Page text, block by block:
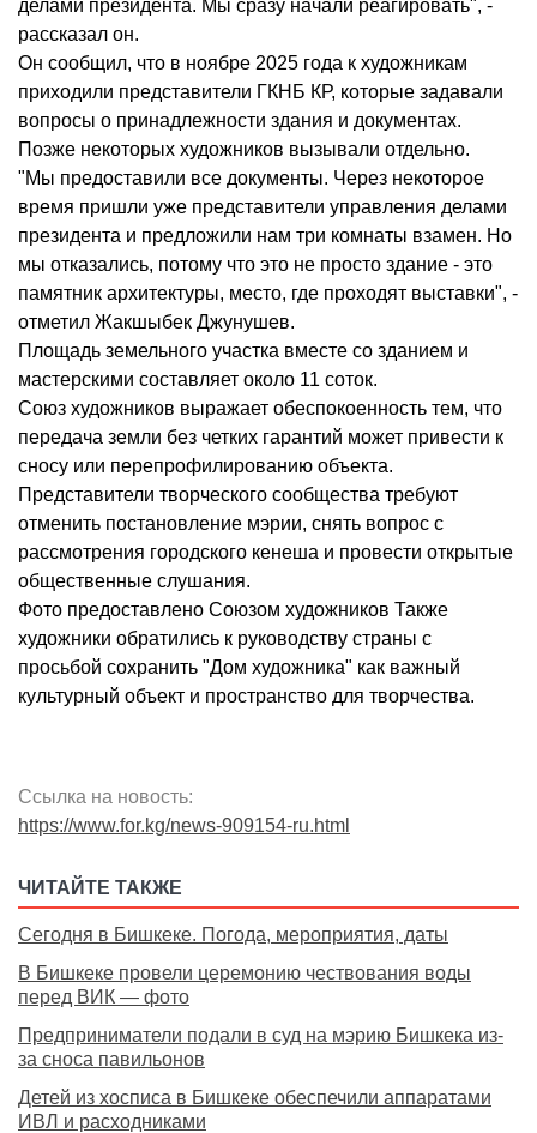
делами президента. Мы сразу начали реагировать", -
рассказал он.
Он сообщил, что в ноябре 2025 года к художникам
приходили представители ГКНБ КР, которые задавали
вопросы о принадлежности здания и документах.
Позже некоторых художников вызывали отдельно.
"Мы предоставили все документы. Через некоторое
время пришли уже представители управления делами
президента и предложили нам три комнаты взамен. Но
мы отказались, потому что это не просто здание - это
памятник архитектуры, место, где проходят выставки", -
отметил Жакшыбек Джунушев.
Площадь земельного участка вместе со зданием и
мастерскими составляет около 11 соток.
Союз художников выражает обеспокоенность тем, что
передача земли без четких гарантий может привести к
сносу или перепрофилированию объекта.
Представители творческого сообщества требуют
отменить постановление мэрии, снять вопрос с
рассмотрения городского кенеша и провести открытые
общественные слушания.
Фото предоставлено Союзом художников Также
художники обратились к руководству страны с
просьбой сохранить "Дом художника" как важный
культурный объект и пространство для творчества.
Ссылка на новость:
https://www.for.kg/news-909154-ru.html
ЧИТАЙТЕ ТАКЖЕ
Сегодня в Бишкеке. Погода, мероприятия, даты
В Бишкеке провели церемонию чествования воды
перед ВИК — фото
Предприниматели подали в суд на мэрию Бишкека из-
за сноса павильонов
Детей из хосписа в Бишкеке обеспечили аппаратами
ИВЛ и расходниками